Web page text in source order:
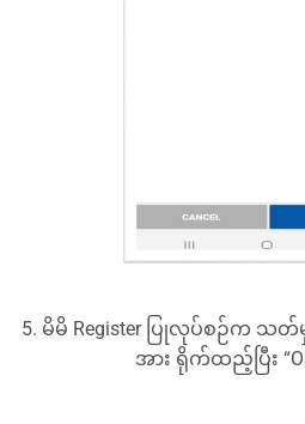
5. မိမိ Register ပြုလုပ်စဉ်က သ
အား ရိုက်ထည့်ပြီး